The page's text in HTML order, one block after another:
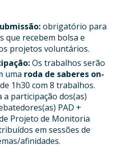
obrigatório para
que recebem bolsa e
projetos voluntários.
Os trabalhos serão
uma roda de saberes on-
1h30 com 8 trabalhos.
a participação dos(as)
PAD +
Projeto de Monitoria
em sessões de
afinidades.